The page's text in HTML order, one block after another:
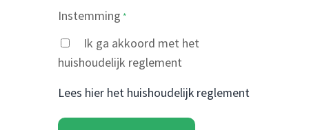
Instemming *
Ik ga akkoord met het
huishoudelijk reglement
Lees hier het huishoudelijk reglement